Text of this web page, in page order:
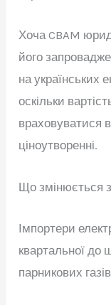
Хоча CBAM
його
на українських
оскільки
враховуватися
ціноутворенні.
Що змінюється
Імпортери
квартальної до
парникових